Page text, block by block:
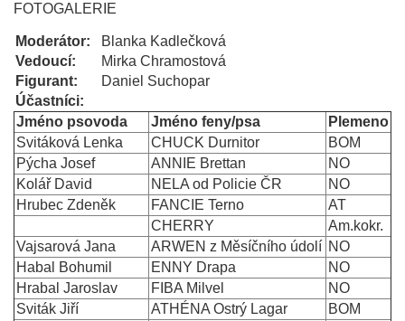
FOTOGALERIE
Moderátor:
Blanka Kadlečková
Vedoucí:
Mirka Chramostová
Figurant:
Daniel Suchopar
Účastníci:
Jméno psovoda
Jméno feny/psa
Plemeno
Svitáková Lenka
CHUCK Durnitor
BOM
Pýcha Josef
ANNIE Brettan
NO
Kolář David
NELA od Policie ČR
NO
Hrubec Zdeněk
FANCIE Terno
AT
CHERRY
Am.kokr.
Vajsarová Jana
ARWEN z Měsíčního údolí NO
Habal Bohumil
ENNY Drapa
NO
Hrabal Jaroslav
FIBA Milvel
NO
Sviták Jiří
ATHÉNA Ostrý Lagar
BOM